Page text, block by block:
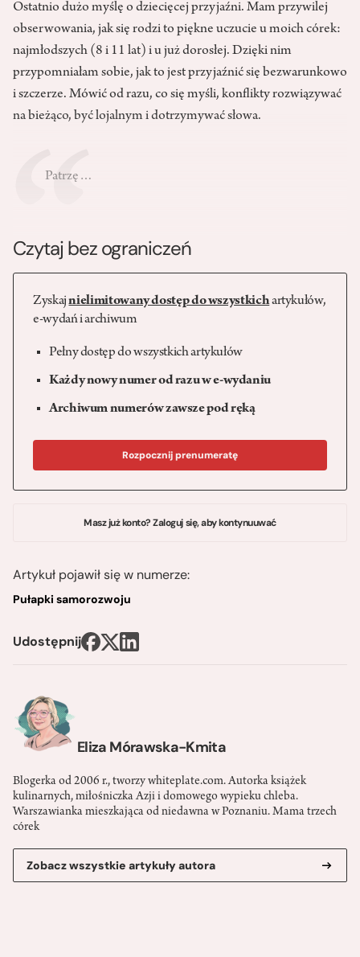
Eliza Mórawska-Kmita
Blogerka od 2006 r., tworzy whiteplate.com. Autorka książek
kulinarnych, miłośniczka Azji i domowego wypieku chleba.
Warszawianka mieszkająca od niedawna w Poznaniu. Mama trzech
córek
Zobacz wszystkie artykuły autora
Ostatnio dużo myślę o dziecięcej przyjaźni. Mam przywilej
obserwowania, jak się rodzi to piękne uczucie u moich córek:
najmłodszych (8 i 11 lat) i u już dorosłej. Dzięki nim
przypomniałam sobie, jak to jest przyjaźnić się bezwarunkowo
i szczerze. Mówić od razu, co się myśli, konflikty rozwiązywać
na bieżąco, być lojalnym i dotrzymywać słowa.
Patrzę…
Czytaj bez ograniczeń
Zyskajnielimitowany dostęp do wszystkichartykułów,
e-wydań i archiwum
Pełny dostęp do wszystkich artykułów
Każdy nowy numer od razu w e-wydaniu
Archiwum numerów zawsze pod ręką
Rozpocznij prenumeratę
Masz już konto? Zaloguj się, aby kontynuuwać
Artykuł pojawił się w numerze:
Pułapki samorozwoju
Udostępnij